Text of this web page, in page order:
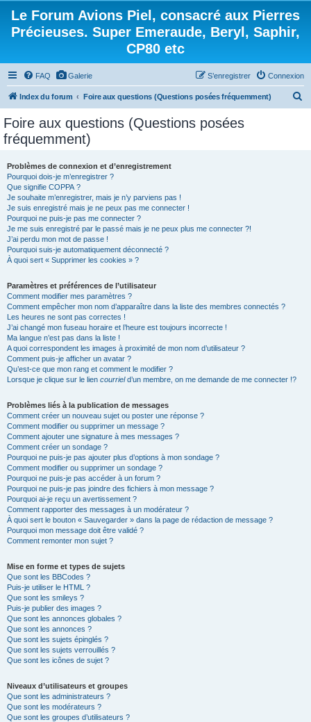
Le Forum Avions Piel, consacré aux Pierres
Précieuses. Super Emeraude, Beryl, Saphir,
CP80 etc
FAQ Galerie Connexion
S’enregistrer
Index du forum Foire aux questions (Questions posées fréquemment)
Foire aux questions (Questions posées
fréquemment)
Problèmes de connexion et d’enregistrement
Pourquoi dois-je m’enregistrer ?
Que signifie COPPA ?
Je souhaite m’enregistrer, mais je n’y parviens pas !
Je suis enregistré mais je ne peux pas me connecter !
Pourquoi ne puis-je pas me connecter ?
Je me suis enregistré par le passé mais je ne peux plus me connecter ?!
J’ai perdu mon mot de passe !
Pourquoi suis-je automatiquement déconnecté ?
À quoi sert « Supprimer les cookies » ?
Paramètres et préférences de l’utilisateur
Comment modifier mes paramètres ?
Comment empêcher mon nom d’apparaître dans la liste des membres connectés ?
Les heures ne sont pas correctes !
J’ai changé mon fuseau horaire et l’heure est toujours incorrecte !
Ma langue n’est pas dans la liste !
A quoi correspondent les images à proximité de mon nom d’utilisateur ?
Comment puis-je afficher un avatar ?
Qu’est-ce que mon rang et comment le modifier ?
Lorsque je clique sur le lien courrield’un membre, on me demande de me connecter !?
Problèmes liés à la publication de messages
Comment créer un nouveau sujet ou poster une réponse ?
Comment modifier ou supprimer un message ?
Comment ajouter une signature à mes messages ?
Comment créer un sondage ?
Pourquoi ne puis-je pas ajouter plus d’options à mon sondage ?
Comment modifier ou supprimer un sondage ?
Pourquoi ne puis-je pas accéder à un forum ?
Pourquoi ne puis-je pas joindre des fichiers à mon message ?
Pourquoi ai-je reçu un avertissement ?
Comment rapporter des messages à un modérateur ?
À quoi sert le bouton « Sauvegarder » dans la page de rédaction de message ?
Pourquoi mon message doit être validé ?
Comment remonter mon sujet ?
Mise en forme et types de sujets
Que sont les BBCodes ?
Puis-je utiliser le HTML ?
Que sont les smileys ?
Puis-je publier des images ?
Que sont les annonces globales ?
Que sont les annonces ?
Que sont les sujets épinglés ?
Que sont les sujets verrouillés ?
Que sont les icônes de sujet ?
Niveaux d’utilisateurs et groupes
Que sont les administrateurs ?
Que sont les modérateurs ?
Que sont les groupes d’utilisateurs ?